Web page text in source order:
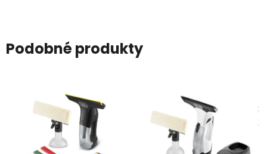
Podobné produkty